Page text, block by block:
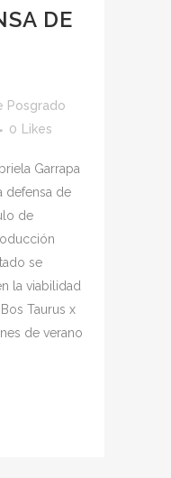
DE
Posgrado
0 Likes
Garrapa
defensa de
de
se
la viabilidad
Taurus x
de verano